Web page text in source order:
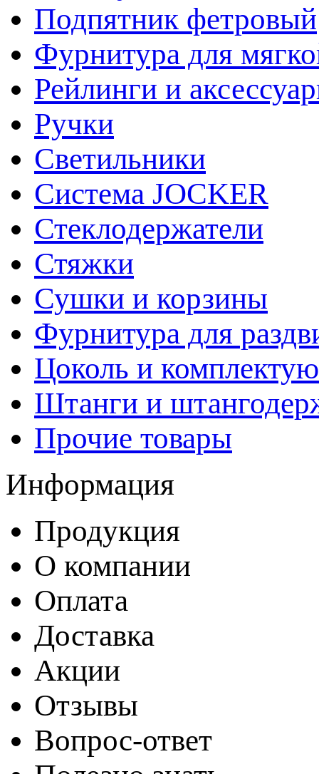
Подпятник фетровый
Фурнитура для
Рейлинги и
Ручки
Светильники
Система JOCKER
Стеклодержатели
Стяжки
Сушки и корзины
Фурнитура для
Цоколь и
Штанги и
Прочие товары
Информация
Продукция
О компании
Оплата
Доставка
Акции
Отзывы
Вопрос-ответ